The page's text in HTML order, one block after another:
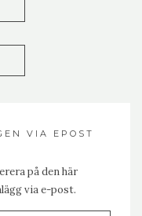
VIA EPOST
på den här
via e-post.